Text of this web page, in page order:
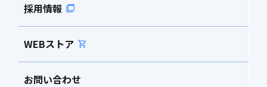
採用情報
WEBストア
お問い合わせ